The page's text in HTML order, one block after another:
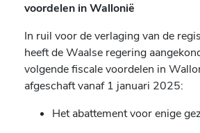
voordelen in Wallonië
In ruil voor de verlaging van de
heeft de Waalse regering
volgende fiscale voordelen in
afgeschaft vanaf 1 januari 2025:
Het abattement voor enige